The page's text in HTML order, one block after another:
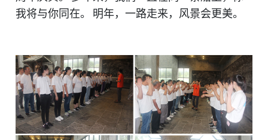
关于我们
简体中文 English (US)
русский язык Español
我将与你同在。 明年，一路走来，风景会更美。